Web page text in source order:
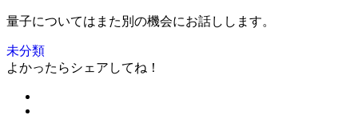
量子についてはまた別の機会にお話しします。
未分類
よかったらシェアしてね！